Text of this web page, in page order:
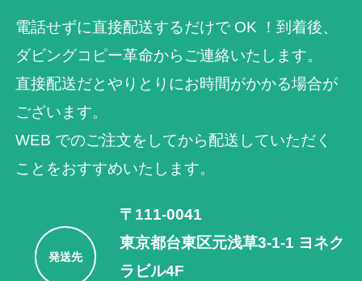
電話せずに直接配送するだけで OK ！到着後、
ダビングコピー革命からご連絡いたします。
直接配送だとやりとりにお時間がかかる場合が
ございます。
WEB でのご注⽂をしてから配送していただく
ことをおすすめいたします。
発送先
〒111-0041
東京都台東区元浅草3-1-1 ヨネク
ラビル4F